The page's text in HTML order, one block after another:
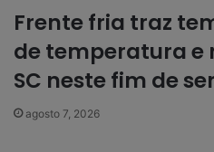
Frente fria traz
de temperatura e
SC neste fim de
agosto 7, 2026